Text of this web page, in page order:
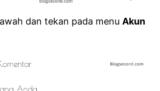
dan tekan pada menu Akun